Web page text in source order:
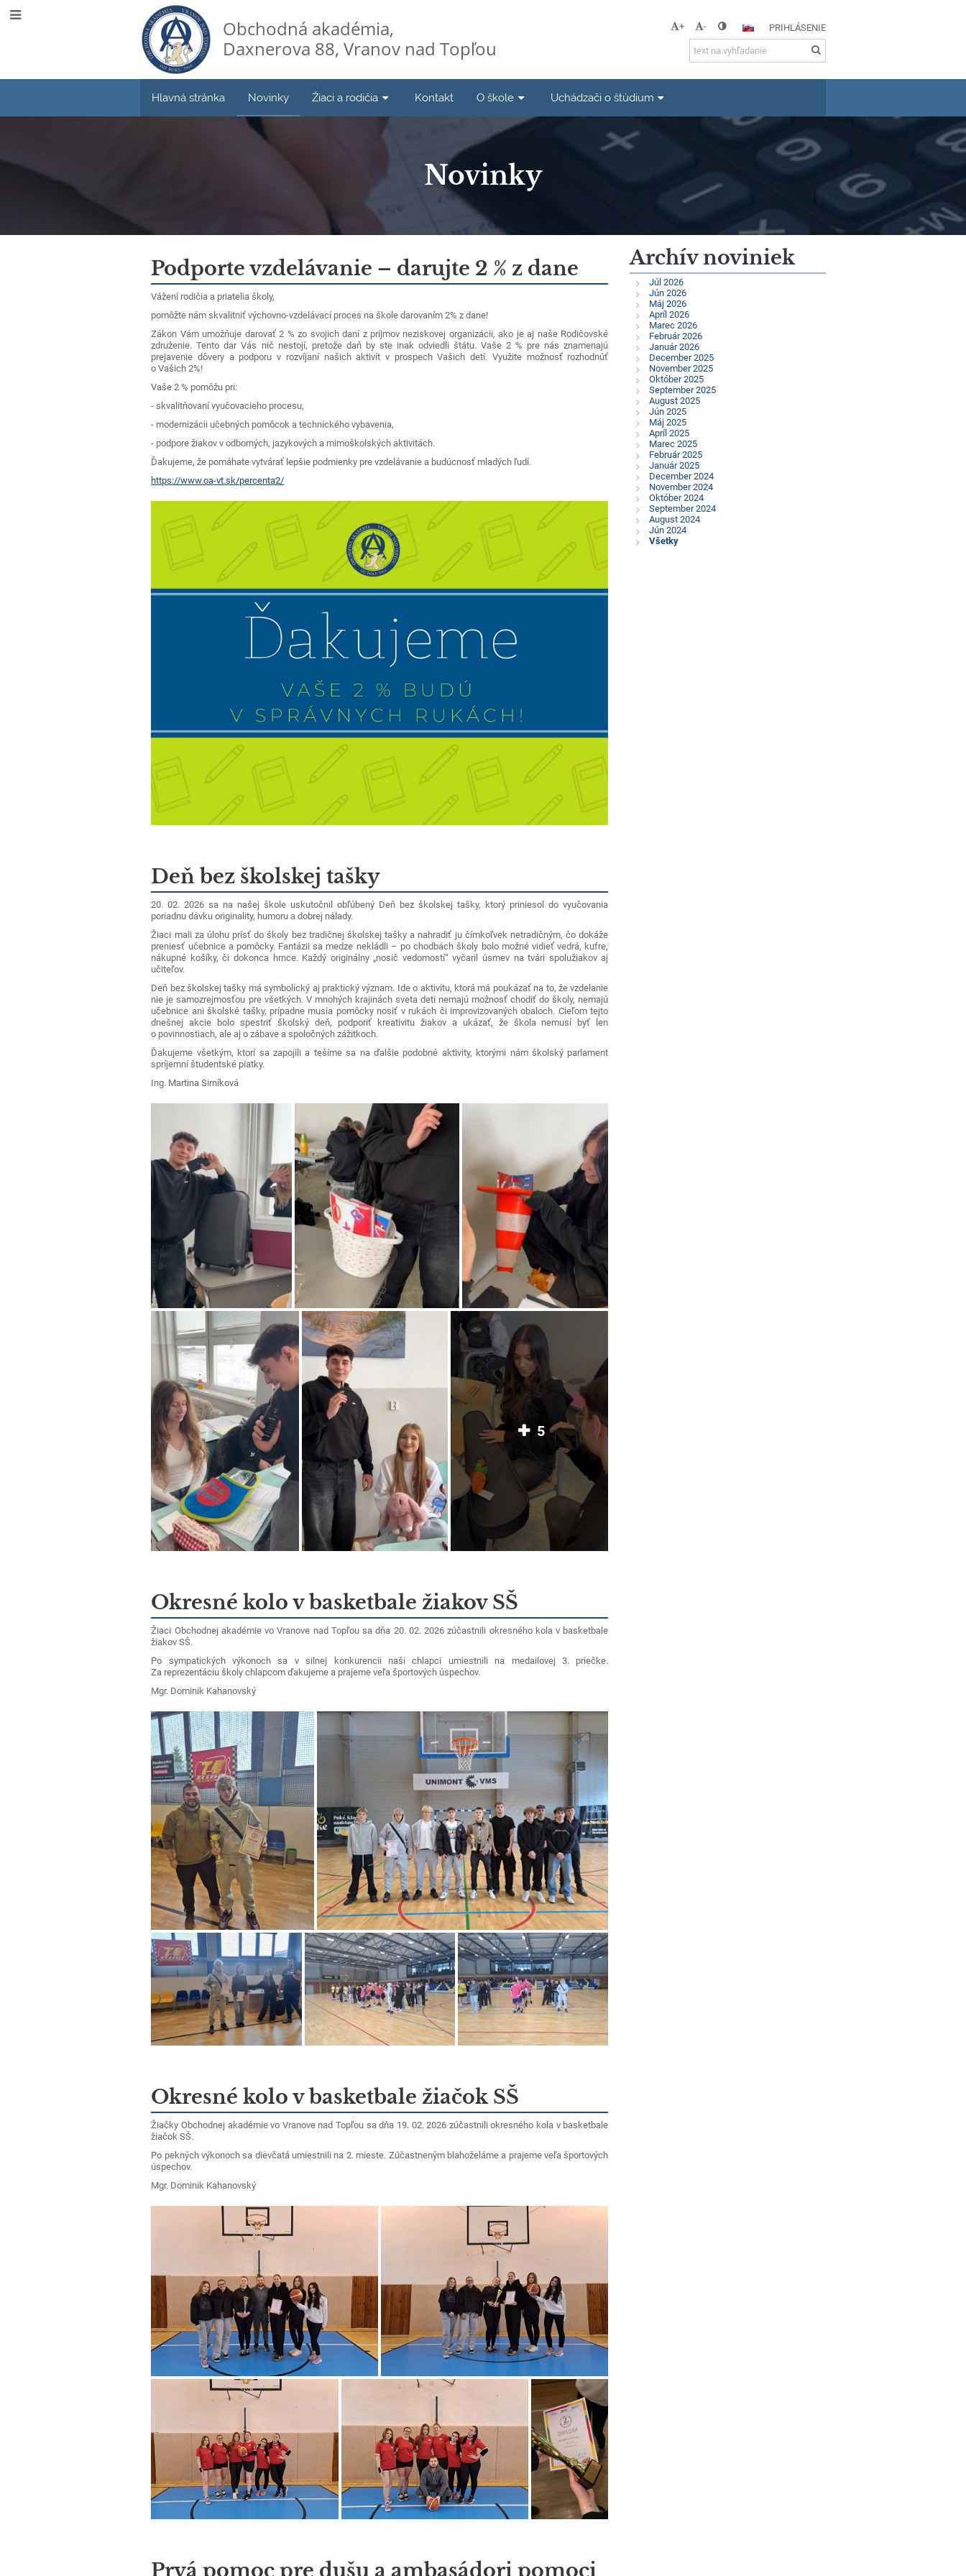
Obchodná akadémia,
Daxnerova 88, Vranov nad Topľou
+ - PRIHLÁSENIE
Hlavná stránka Novinky Žiaci a rodičia Kontakt O škole Uchádzači o štúdium
Novinky
Novinky
Podporte vzdelávanie – darujte 2 % z dane
Vážení rodičia a priatelia školy,
pomôžte nám skvalitniť výchovno-vzdelávací proces na škole darovaním 2% z dane!
Zákon Vám umožňuje darovať 2 % zo svojich daní z príjmov neziskovej organizácii, ako je aj naše Rodičovské
združenie. Tento dar Vás nič nestojí, pretože daň by ste inak odviedli štátu. Vaše 2 % pre nás znamenajú
prejavenie dôvery a podporu v rozvíjaní našich aktivít v prospech Vašich detí. Využite možnosť rozhodnúť
o Vašich 2%!
Vaše 2 % pomôžu pri:
- skvalitňovaní vyučovacieho procesu,
- modernizácii učebných pomôcok a technického vybavenia,
- podpore žiakov v odborných, jazykových a mimoškolských aktivitách.
Ďakujeme, že pomáhate vytvárať lepšie podmienky pre vzdelávanie a budúcnosť mladých ľudí.
https://www.oa-vt.sk/percenta2/
Deň bez školskej tašky
20. 02. 2026 sa na našej škole uskutočnil obľúbený Deň bez školskej tašky, ktorý priniesol do vyučovania
poriadnu dávku originality, humoru a dobrej nálady.
Žiaci mali za úlohu prísť do školy bez tradičnej školskej tašky a nahradiť ju čímkoľvek netradičným, čo dokáže
preniesť učebnice a pomôcky. Fantázii sa medze nekládli – po chodbách školy bolo možné vidieť vedrá, kufre,
nákupné košíky, či dokonca hrnce. Každý originálny „nosič vedomostí“ vyčaril úsmev na tvári spolužiakov aj
učiteľov.
Deň bez školskej tašky má symbolický aj praktický význam. Ide o aktivitu, ktorá má poukázať na to, že vzdelanie
nie je samozrejmosťou pre všetkých. V mnohých krajinách sveta deti nemajú možnosť chodiť do školy, nemajú
učebnice ani školské tašky, prípadne musia pomôcky nosiť v rukách či improvizovaných obaloch. Cieľom tejto
dnešnej akcie bolo spestriť školský deň, podporiť kreativitu žiakov a ukázať, že škola nemusí byť len
o povinnostiach, ale aj o zábave a spoločných zážitkoch.
Ďakujeme všetkým, ktorí sa zapojili a tešíme sa na ďalšie podobné aktivity, ktorými nám školský parlament
spríjemní študentské piatky.
Ing. Martina Sirníková
5
Okresné kolo v basketbale žiakov SŠ
Žiaci Obchodnej akadémie vo Vranove nad Topľou sa dňa 20. 02. 2026 zúčastnili okresného kola v basketbale
žiakov SŠ.
Po sympatických výkonoch sa v silnej konkurencii naši chlapci umiestnili na medailovej 3. priečke.
Za reprezentáciu školy chlapcom ďakujeme a prajeme veľa športových úspechov.
Mgr. Dominik Kahanovský
Okresné kolo v basketbale žiačok SŠ
Žiačky Obchodnej akadémie vo Vranove nad Topľou sa dňa 19. 02. 2026 zúčastnili okresného kola v basketbale
žiačok SŠ.
Po pekných výkonoch sa dievčatá umiestnili na 2. mieste. Zúčastneným blahoželáme a prajeme veľa športových
úspechov.
Mgr. Dominik Kahanovský
Prvá pomoc pre dušu a ambasádori pomoci
Archív noviniek
Júl 2026
Jún 2026
Máj 2026
Apríl 2026
Marec 2026
Február 2026
Január 2026
December 2025
November 2025
Október 2025
September 2025
August 2025
Jún 2025
Máj 2025
Apríl 2025
Marec 2025
Február 2025
Január 2025
December 2024
November 2024
Október 2024
September 2024
August 2024
Jún 2024
Všetky